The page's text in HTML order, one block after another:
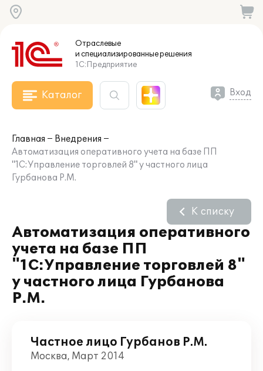
Отраслевые
и специализированныерешения
1С:Предприятие
Каталог Вход
Главная
Внедрения
Автоматизация оперативного учета на базе ПП
"1С:Управление торговлей 8" у частного лица
Гурбанова Р.М.
Автоматизация оперативного
учета на базе ПП
"1С:Управление торговлей 8"
у частного лица Гурбанова
Р.М.
К списку
Частное лицо Гурбанов Р.М.
Москва, Март 2014